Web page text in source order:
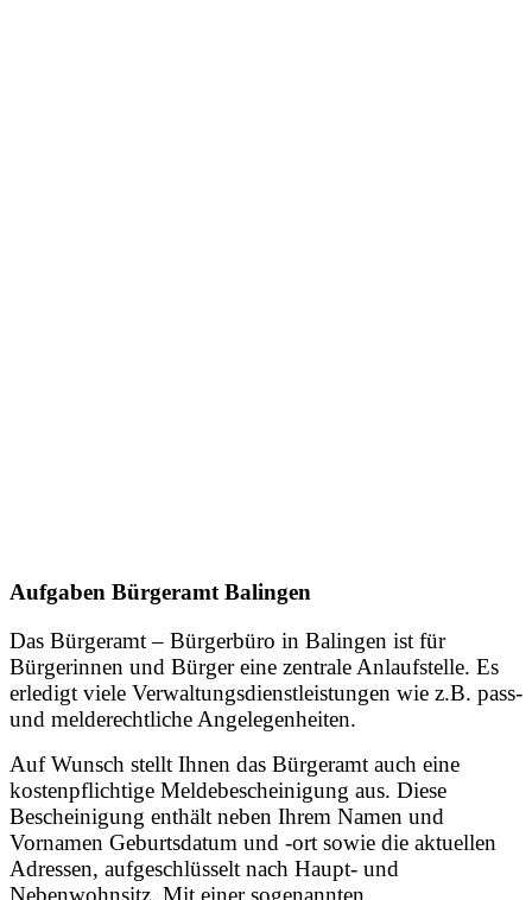
Aufgaben Bürgeramt Balingen
Das Bürgeramt – Bürgerbüro in Balingen ist für
Bürgerinnen und Bürger eine zentrale Anlaufstelle. Es
erledigt viele Verwaltungsdienstleistungen wie z.B. pass-
und melderechtliche Angelegenheiten.
Auf Wunsch stellt Ihnen das Bürgeramt auch eine
kostenpflichtige Meldebescheinigung aus. Diese
Bescheinigung enthält neben Ihrem Namen und
Vornamen Geburtsdatum und -ort sowie die aktuellen
Adressen, aufgeschlüsselt nach Haupt- und
Nebenwohnsitz. Mit einer sogenannten